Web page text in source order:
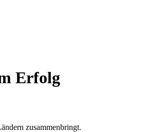
Erfolg
zusammenbringt.